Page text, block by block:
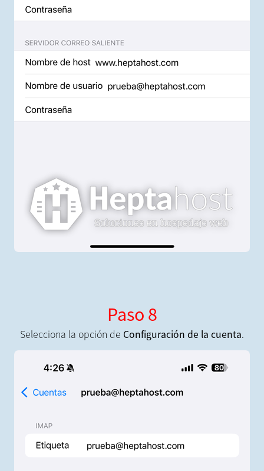
Paso 8
Selecciona la opción de Configuración de la cuenta.